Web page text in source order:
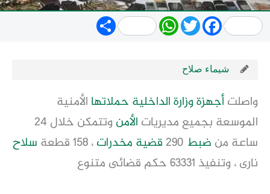
Share WhatsApp
TwitterFacebook
شيماء صلاح
واصلتأجهزةوزارةالداخلية حملاتها الأمنية
الموسعة بجميع مديريات الأمن
وتتمكن خلال 24
ساعة من ضبط قضية مخدرات، 158 قطعة
سلاح
نارى ، وتنفيذ 63331 حكم قضائى متنوع